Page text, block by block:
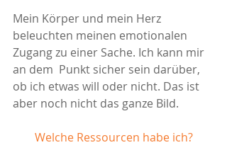
Mein Körper und mein Herz
beleuchten meinen emotionalen
Zugang zu einer Sache. Ich kann mir
an dem  Punkt sicher sein darüber,
ob ich etwas will oder nicht. Das ist
aber noch nicht das ganze Bild.
Welche Ressourcen habe ich?